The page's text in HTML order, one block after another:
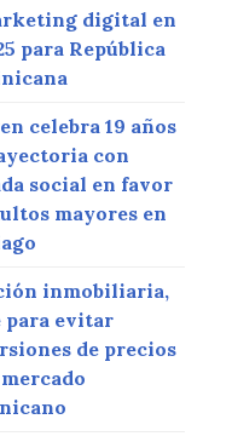
digital en
para República
celebra 19 años
con
social en favor
mayores en
inmobiliaria,
para evitar
de precios